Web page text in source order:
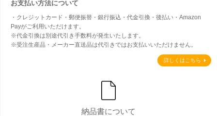
お支払い方法について
・クレジットカード・郵便振替・銀行振込・代金引換・後払い・Amazon
Payがご利用いただけます。
※代金引換は別途代引き手数料が発生いたします。
※受注生産品・メーカー直送品は代引きではお支払いいただけません。
詳しくはこちら
納品書について